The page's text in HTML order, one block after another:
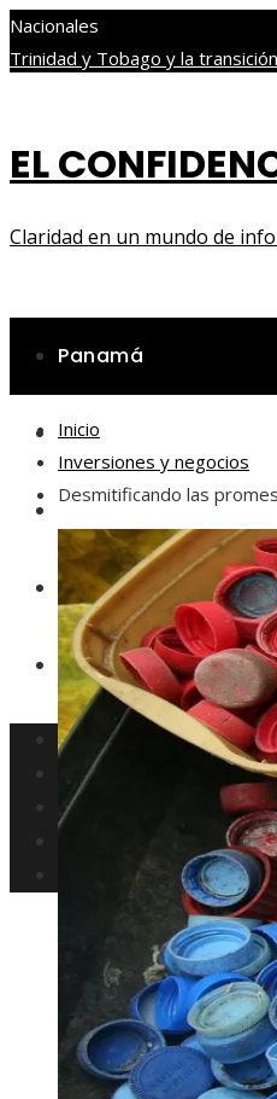
Nacionales
Trinidad y Tobago y la
viernes, agosto 7
EL
Claridad en un mundo de
Panamá
Ciencia y tecnología
Cultura y ocio
Inversiones y
Responsabilidad
Panamá
Ciencia y tecnología
Cultura y ocio
Inversiones y negocios
Responsabilidad social
Inicio
Inversiones y negocios
Desmitificando las